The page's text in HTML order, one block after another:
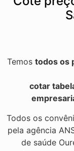
Temos todos os
cotar
Todos os
pela agência
de saúde